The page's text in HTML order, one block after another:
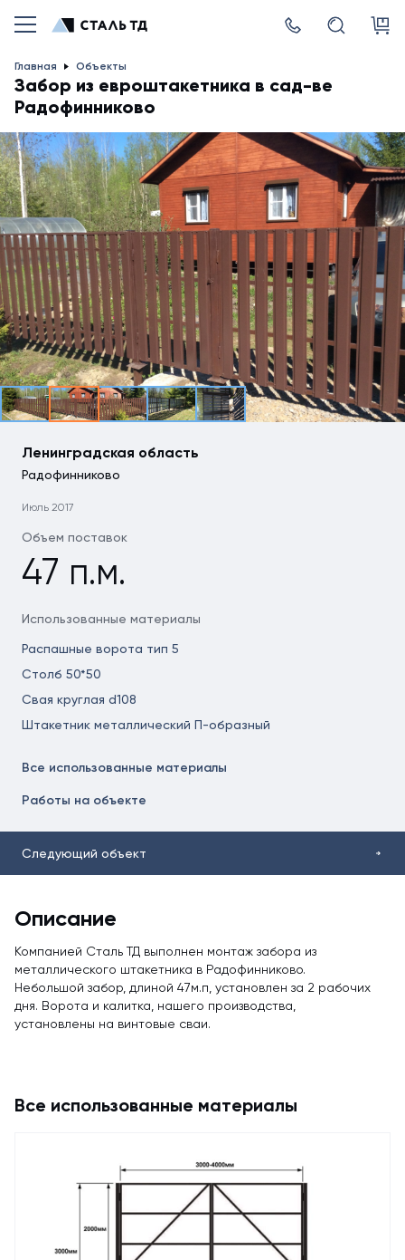
Главная Объекты
Забор из евроштакетника в сад-ве
Радофинниково
Ленинградская область
Радофинниково
Июль 2017
Объем поставок
47 п.м.
Использованные материалы
Распашные ворота тип 5
Столб 50*50
Свая круглая d108
Штакетник металлический П-образный
Все использованные материалы
Работы на объекте
Следующий объект
Описание
Компанией Сталь ТД выполнен монтаж забора из
металлического штакетника в Радофинниково.
Небольшой забор, длиной 47м.п, установлен за 2 рабочих
дня. Ворота и калитка, нашего производства,
установлены на винтовые сваи.
Все использованные материалы